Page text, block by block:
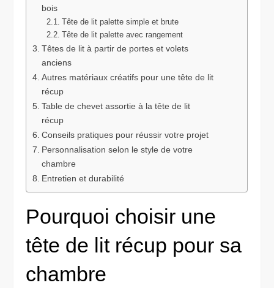
bois
Tête de lit palette simple et brute
Tête de lit palette avec rangement
Têtes de lit à partir de portes et volets
anciens
Autres matériaux créatifs pour une tête de lit
récup
Table de chevet assortie à la tête de lit
récup
Conseils pratiques pour réussir votre projet
Personnalisation selon le style de votre
chambre
Entretien et durabilité
Pourquoi choisir une
tête de lit récup pour sa
chambre